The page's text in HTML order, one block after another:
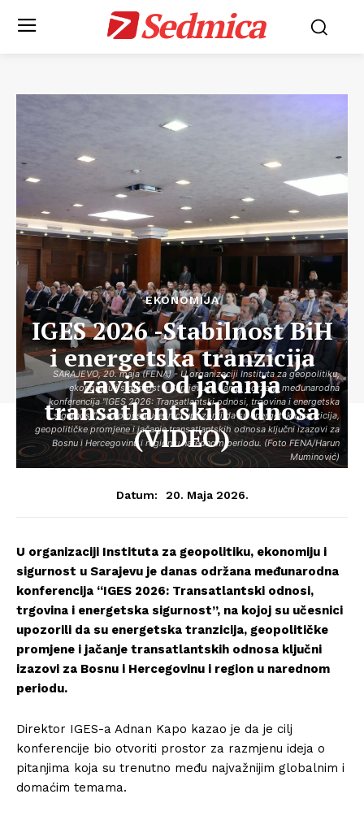
Sedmica
SARAJEVO, 20. maja (FENA) - U organizaciji Instituta za geopolitiku,
ekonomiju i sigurnost u Sarajevu je danas održana međunarodna
konferencija "IGES 2026: Transatlantski odnosi, trgovina i energetska
sigurnost", na kojoj su učesnici upozorili da su energetska tranzicija,
geopolitičke promjene i jačanje transatlantskih odnosa ključni izazovi za
Bosnu i Hercegovinu i region u narednom periodu. (Foto FENA/Harun
Muminović)
EKONOMIJA
IGES 2026 -Stabilnost BiH
i energetska tranzicija
zavise od jačanja
transatlantskih odnosa
(VIDEO)
Datum: 20. Maja 2026.
U organizaciji Instituta za geopolitiku, ekonomiju i
sigurnost u Sarajevu je danas održana međunarodna
konferencija “IGES 2026: Transatlantski odnosi,
trgovina i energetska sigurnost”, na kojoj su učesnici
upozorili da su energetska tranzicija, geopolitičke
promjene i jačanje transatlantskih odnosa ključni
izazovi za Bosnu i Hercegovinu i region u narednom
periodu.
Direktor IGES-a Adnan Kapo kazao je da je cilj
konferencije bio otvoriti prostor za razmjenu ideja o
pitanjima koja su trenutno među najvažnijim globalnim i
domaćim temama.